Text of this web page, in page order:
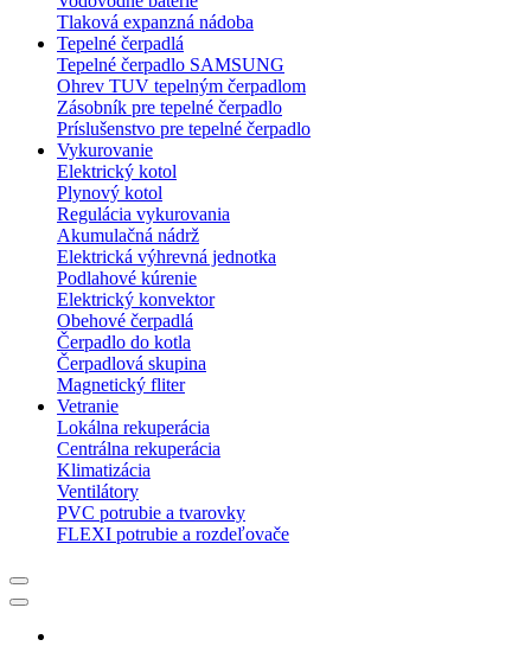
Tlaková expanzná nádoba
Tepelné čerpadlá
Tepelné čerpadlo SAMSUNG
Ohrev TUV tepelným čerpadlom
Zásobník pre tepelné čerpadlo
Príslušenstvo pre tepelné čerpadlo
Vykurovanie
Elektrický kotol
Plynový kotol
Regulácia vykurovania
Akumulačná nádrž
Elektrická výhrevná jednotka
Podlahové kúrenie
Elektrický konvektor
Obehové čerpadlá
Čerpadlo do kotla
Čerpadlová skupina
Magnetický fliter
Vetranie
Lokálna rekuperácia
Centrálna rekuperácia
Klimatizácia
Ventilátory
PVC potrubie a tvarovky
FLEXI potrubie a rozdeľovače